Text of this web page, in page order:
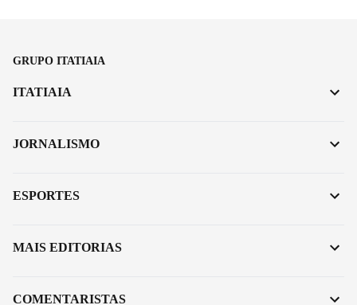
GRUPO ITATIAIA
ITATIAIA
JORNALISMO
ESPORTES
MAIS EDITORIAS
COMENTARISTAS